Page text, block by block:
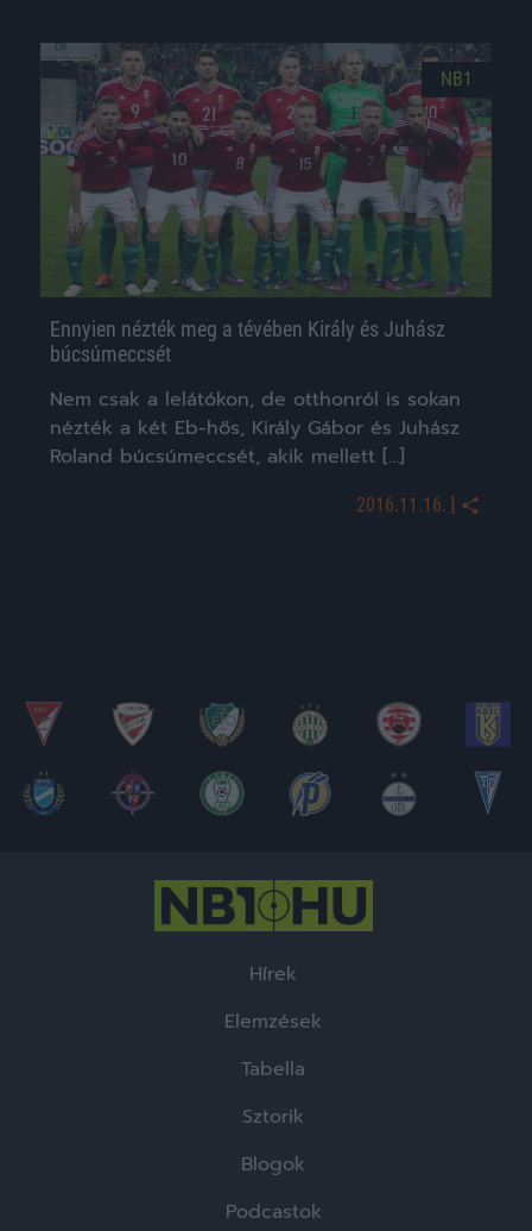
NB1
Ennyien nézték meg a tévében Király és Juhász
búcsúmeccsét
Nem csak a lelátókon, de otthonról is sokan
nézték a két Eb-hős, Király Gábor és Juhász
Roland búcsúmeccsét, akik mellett […]
2016.11.16. |
Hírek
Elemzések
Tabella
Sztorik
Blogok
Podcastok